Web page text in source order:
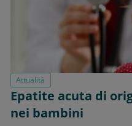
Attualità
Epatite acuta di
nei bambini